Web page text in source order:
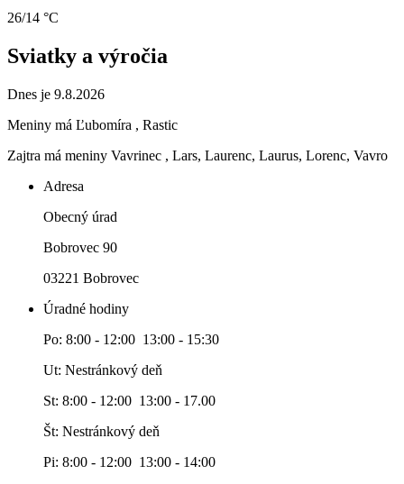
26/14 °C
Sviatky a výročia
Dnes je 9.8.2026
Meniny má Ľubomíra , Rastic
Zajtra má meniny Vavrinec , Lars, Laurenc, Laurus, Lorenc, Vavro
Adresa
Obecný úrad
Bobrovec 90
03221 Bobrovec
Úradné hodiny
Po: 8:00 - 12:00 13:00 - 15:30
Ut: Nestránkový deň
St: 8:00 - 12:00 13:00 - 17.00
Št: Nestránkový deň
Pi: 8:00 - 12:00 13:00 - 14:00